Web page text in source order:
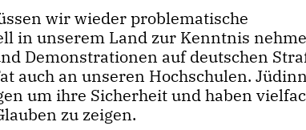
wir wieder problematische
in unserem Land zur Kenntnis
Demonstrationen auf deutschen
auch an unseren Hochschulen.
um ihre Sicherheit und haben
zu zeigen.